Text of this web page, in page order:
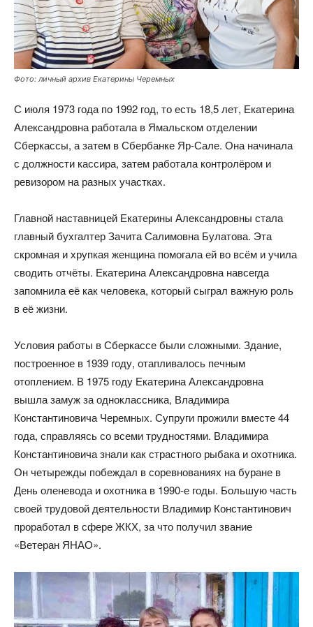
Фото: личный архив Екатерины Черемных
С июля 1973 года по 1992 год, то есть 18,5 лет, Екатерина
Александровна работала в Ямальском отделении
Сберкассы, а затем в Сбербанке Яр-Сале. Она начинала
с должности кассира, затем работала контролёром и
ревизором на разных участках.
Главной наставницей Екатерины Александровны стала
главный бухгалтер Зачита Салимовна Булатова. Эта
скромная и хрупкая женщина помогала ей во всём и учила
сводить отчёты. Екатерина Александровна навсегда
запомнила её как человека, который сыграл важную роль
в её жизни.
Условия работы в Сберкассе были сложными. Здание,
построенное в 1939 году, отапливалось печным
отоплением. В 1975 году Екатерина Александровна
вышла замуж за одноклассника, Владимира
Константиновича Черемных. Супруги прожили вместе 44
года, справляясь со всеми трудностями. Владимира
Константиновича знали как страстного рыбака и охотника.
Он четырежды побеждал в соревнованиях на буране в
День оленевода и охотника в 1990-е годы. Большую часть
своей трудовой деятельности Владимир Константинович
проработал в сфере ЖКХ, за что получил звание
«Ветеран ЯНАО».